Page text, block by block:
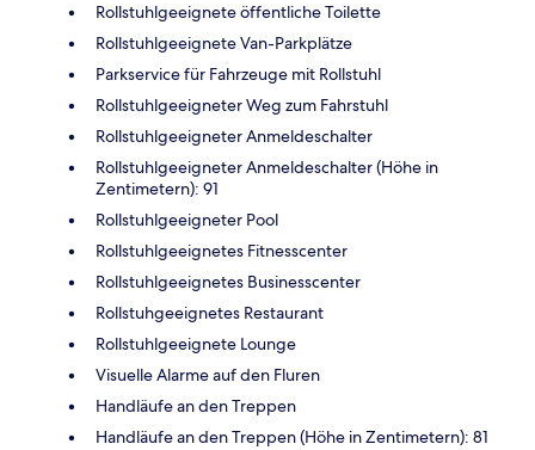
Rollstuhlgeeignete öffentliche Toilette
Rollstuhlgeeignete Van-Parkplätze
Parkservice für Fahrzeuge mit Rollstuhl
Rollstuhlgeeigneter Weg zum Fahrstuhl
Rollstuhlgeeigneter Anmeldeschalter
Rollstuhlgeeigneter Anmeldeschalter (Höhe in
Zentimetern): 91
Rollstuhlgeeigneter Pool
Rollstuhlgeeignetes Fitnesscenter
Rollstuhlgeeignetes Businesscenter
Rollstuhgeeignetes Restaurant
Rollstuhlgeeignete Lounge
Visuelle Alarme auf den Fluren
Handläufe an den Treppen
Handläufe an den Treppen (Höhe in Zentimetern): 81